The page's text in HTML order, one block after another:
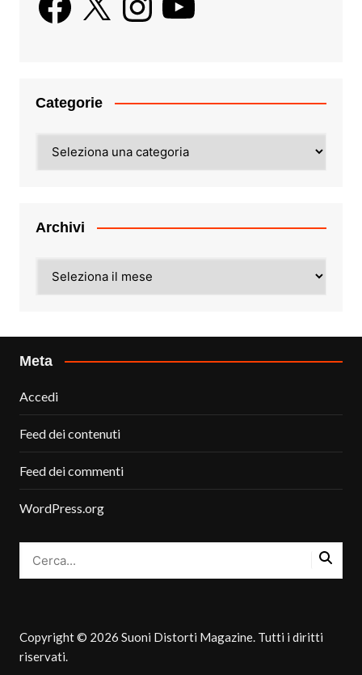
Categorie
Archivi
Meta
Accedi
Feed dei contenuti
Feed dei commenti
WordPress.org
Copyright © 2026 Suoni Distorti Magazine. Tutti i diritti
riservati.